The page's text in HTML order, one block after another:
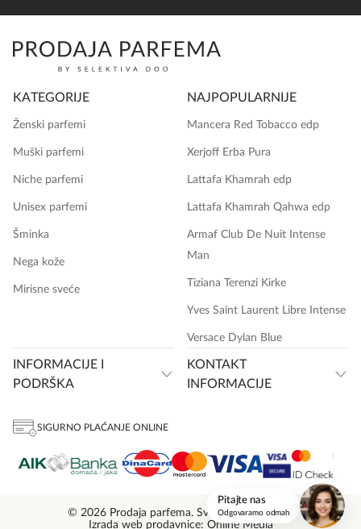
KATEGORIJE
Ženski parfemi
Muški parfemi
Niche parfemi
Unisex parfemi
Šminka
Nega kože
Mirisne sveće
NAJPOPULARNIJE
Mancera Red Tobacco edp
Xerjoff Erba Pura
Lattafa Khamrah edp
Lattafa Khamrah Qahwa edp
Armaf Club De Nuit Intense
Man
Tiziana Terenzi Kirke
Yves Saint Laurent Libre Intense
Versace Dylan Blue
INFORMACIJE I
PODRŠKA
KONTAKT
INFORMACIJE
SIGURNO PLAĆANJE ONLINE
© 2026 Prodaja parfema. Sva prava zadržana.
Izrada web prodavnice: Online Media
Pitajte nas
Odgovaramo odmah